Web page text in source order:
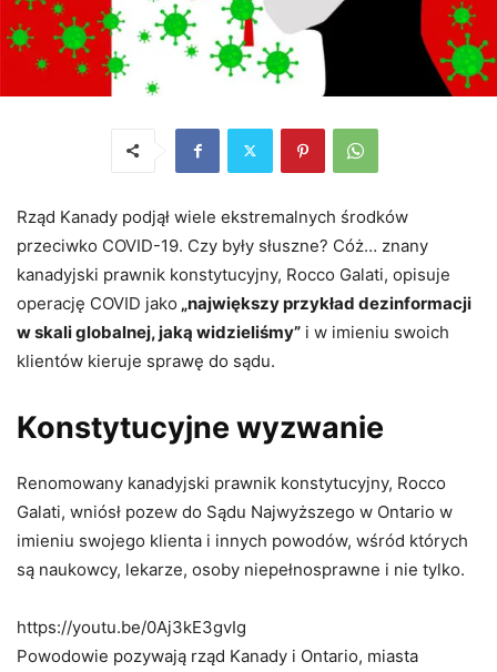
Rząd Kanady podjął wiele ekstremalnych środków
przeciwko COVID-19. Czy były słuszne? Cóż… znany
kanadyjski prawnik konstytucyjny, Rocco Galati, opisuje
operację COVID jako „największy przykład dezinformacji
w skali globalnej, jaką widzieliśmy” i w imieniu swoich
klientów kieruje sprawę do sądu.
Konstytucyjne wyzwanie
Renomowany kanadyjski prawnik konstytucyjny, Rocco
Galati, wniósł pozew do Sądu Najwyższego w Ontario w
imieniu swojego klienta i innych powodów, wśród których
są naukowcy, lekarze, osoby niepełnosprawne i nie tylko.
https://youtu.be/0Aj3kE3gvIg
Powodowie pozywają rząd Kanady i Ontario, miasta